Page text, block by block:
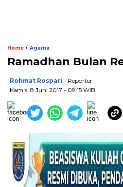
Home / Agama
Ramadhan Bulan
Rohmat Rospari - Reporter
Kamis, 8 Juni 2017 - 09:15 WIB